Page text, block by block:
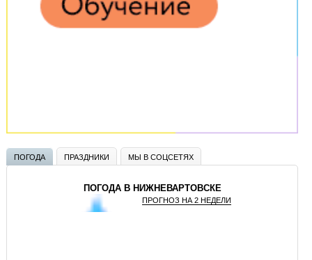
ПОГОДА ПРАЗДНИКИ МЫ В СОЦСЕТЯХ
ПОГОДА В НИЖНЕВАРТОВСКЕ
ПРОГНОЗ НА 2 НЕДЕЛИ